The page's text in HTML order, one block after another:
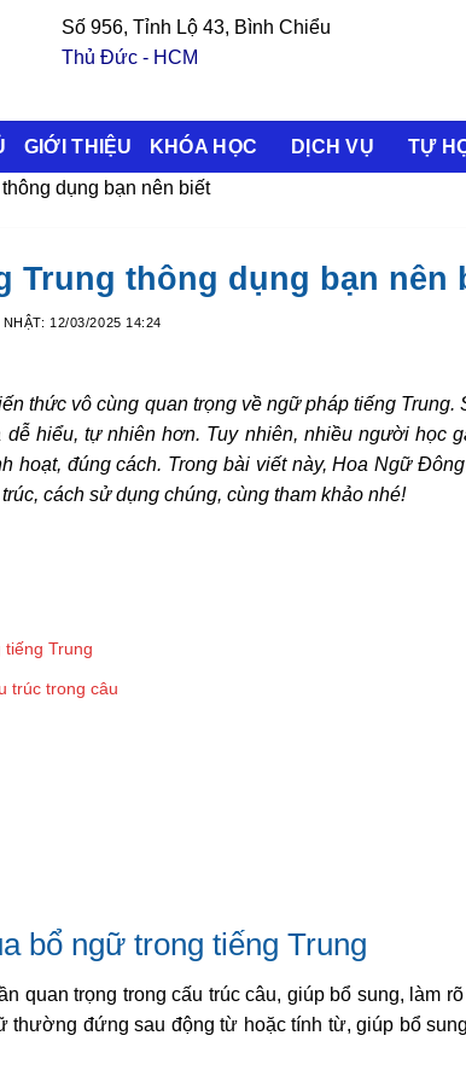
Số 956, Tỉnh Lộ 43, Bình Chiểu
Thủ Đức - HCM
GIỚI THIỆU KHÓA HỌC DỊCH VỤ TỰ
dụng bạn nên biết
Trung thông dụng bạn nên
12/03/2025 14:24
thức vô cùng quan trọng về ngữ pháp tiếng Trung.
hiểu, tự nhiên hơn. Tuy nhiên, nhiều người học
hoạt, đúng cách. Trong bài viết này, Hoa Ngữ
cách sử dụng chúng, cùng tham khảo nhé!
Trung
trúc trong câu
bổ ngữ trong tiếng Trung
quan trọng trong cấu trúc câu, giúp bổ sung, làm
thường đứng sau động từ hoặc tính từ, giúp bổ